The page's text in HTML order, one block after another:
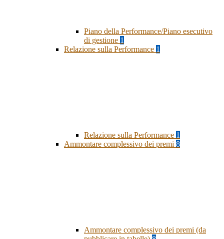
Piano della Performance/Piano esecutivo
di gestione 1
Relazione sulla Performance 1
Relazione sulla Performance 1
Ammontare complessivo dei premi 8
Ammontare complessivo dei premi (da